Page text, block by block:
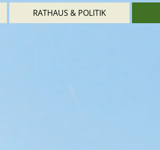
RATHAUS & POLITIK